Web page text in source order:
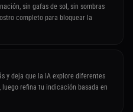
sin gafas de sol, sin sombras
completo para bloquear la
y deja que la IA explore diferentes
refina tu indicación basada en